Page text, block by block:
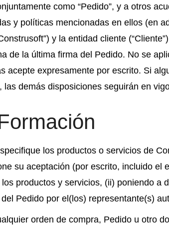
como “Pedido”, y a otros
y políticas mencionadas en ellos (en
y la entidad cliente
de la última firma del Pedido. No se
acepte expresamente por escrito. Si
demás disposiciones seguirán en
los productos o servicios de
su aceptación (por escrito, incluido el
productos y servicios, (ii) poniendo a
Pedido por el(los) representante(s)
orden de compra, Pedido u otro